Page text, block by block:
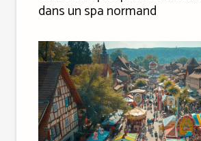
dans un spa normand